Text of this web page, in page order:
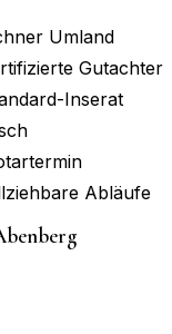
Umland
Gutachter
Inserat
Abläufe